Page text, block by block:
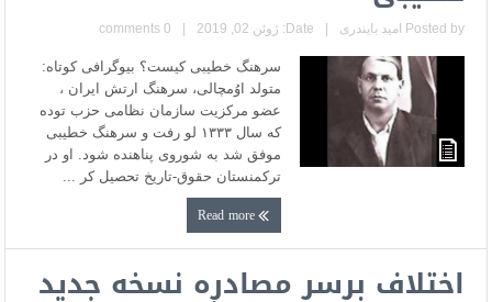
Posted by امید بایندری Date: ژوئن 02, 2019 0 comments
سرهنگ خطیبی کیست؟ بیوگرافی کوتاه:
متولد اوُمچالی، سرهنگ ارتش ایران ،
عضو مرکزیت سازمان نظامی حزب توده
که سال ۱۳۳۳ لو رفت و سرهنگ خطیبی
موفق شد به شوروی پناهنده شود. او در
ترکمنستان حقوق-تاریخ تحصیل کر ...
Read more
اختلاف برسر مصادره نسخه جدید